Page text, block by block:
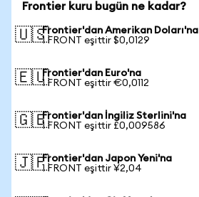
Frontier kuru bugün ne kadar?
🇺🇸Frontier'dan Amerikan Doları'na
1 FRONT eşittir $0,0129
🇪🇺Frontier'dan Euro'na
1 FRONT eşittir €0,0112
🇬🇧Frontier'dan İngiliz Sterlini'na
1 FRONT eşittir £0,009586
🇯🇵Frontier'dan Japon Yeni'na
1 FRONT eşittir ¥2,04